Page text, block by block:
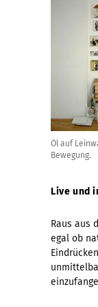
Öl auf
Bewegung.
Live und
Raus aus
egal ob